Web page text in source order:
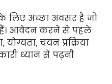
के लिए अच्छा अवसर है जो
हैं। आवेदन करने से पहले
चयन प्रक्रिया
ध्यान से पढ़नी